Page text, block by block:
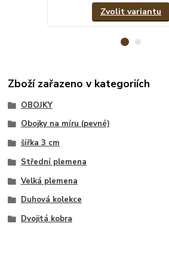
Zvolit variantu
Zboží zařazeno v kategoriích
OBOJKY
Obojky na míru (pevné)
šířka 3 cm
Střední plemena
Velká plemena
Duhová kolekce
Dvojitá kobra